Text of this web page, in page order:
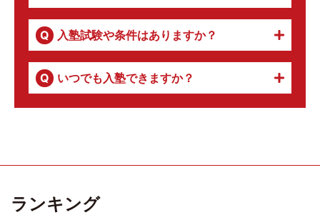
入塾試験や条件はありますか？
いつでも入塾できますか？
ランキング